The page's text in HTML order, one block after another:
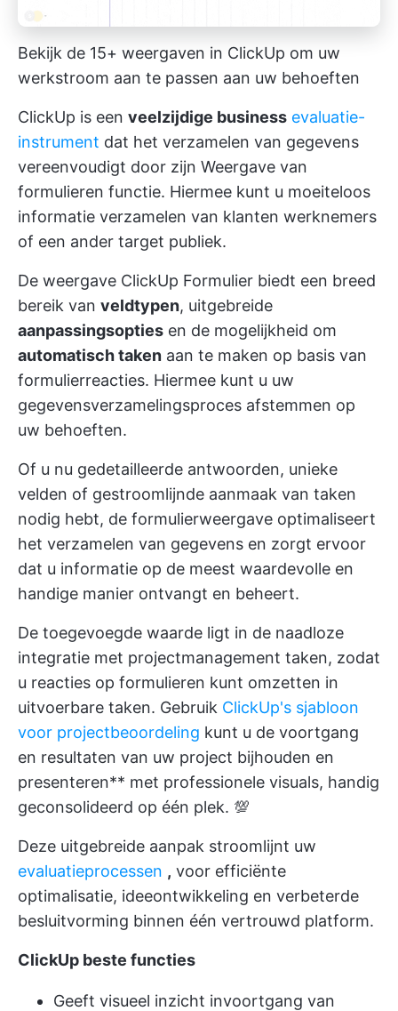
Bekijk de 15+ weergaven in ClickUp om uw
werkstroom aan te passen aan uw behoeften
ClickUp is een veelzijdige business evaluatie-
instrument dat het verzamelen van gegevens
vereenvoudigt door zijn Weergave van
formulieren functie. Hiermee kunt u moeiteloos
informatie verzamelen van klanten werknemers
of een ander target publiek.
De weergave ClickUp Formulier biedt een breed
bereik van veldtypen, uitgebreide
aanpassingsopties en de mogelijkheid om
automatisch taken aan te maken op basis van
formulierreacties. Hiermee kunt u uw
gegevensverzamelingsproces afstemmen op
uw behoeften.
Of u nu gedetailleerde antwoorden, unieke
velden of gestroomlijnde aanmaak van taken
nodig hebt, de formulierweergave optimaliseert
het verzamelen van gegevens en zorgt ervoor
dat u informatie op de meest waardevolle en
handige manier ontvangt en beheert.
De toegevoegde waarde ligt in de naadloze
integratie met projectmanagement taken, zodat
u reacties op formulieren kunt omzetten in
uitvoerbare taken. Gebruik ClickUp's sjabloon
voor projectbeoordeling kunt u de voortgang
en resultaten van uw project bijhouden en
presenteren** met professionele visuals, handig
geconsolideerd op één plek. 💯
Deze uitgebreide aanpak stroomlijnt uw
evaluatieprocessen , voor efficiënte
optimalisatie, ideeontwikkeling en verbeterde
besluitvorming binnen één vertrouwd platform.
ClickUp beste functies
Geeft visueel inzicht invoortgang van